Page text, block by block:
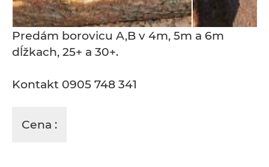
Predám borovicu A,B v 4m, 5m a 6m
dĺžkach, 25+ a 30+.
Kontakt 0905 748 341
Cena :